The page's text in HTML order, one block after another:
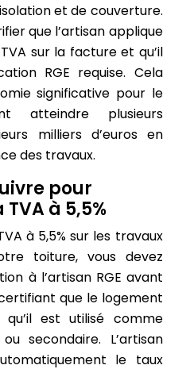
et de couverture.
que l’artisan applique
sur la facture et qu’il
RGE requise. Cela
significative pour le
atteindre plusieurs
milliers d’euros en
des travaux.
pour
à 5,5%
à 5,5% sur les travaux
toiture, vous devez
à l’artisan RGE avant
que le logement
est utilisé comme
secondaire. L’artisan
le taux